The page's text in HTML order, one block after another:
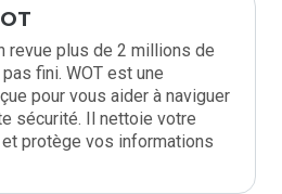
revue plus de 2 millions de
fini. WOT est une
pour vous aider à naviguer
sécurité. Il nettoie votre
protège vos informations